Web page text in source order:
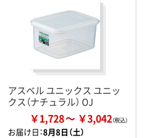
アスベル ユニックス ユニッ
クス（ナチュラル） OJ
￥1,728 ￥3,042
お届け日：8月8日（土）